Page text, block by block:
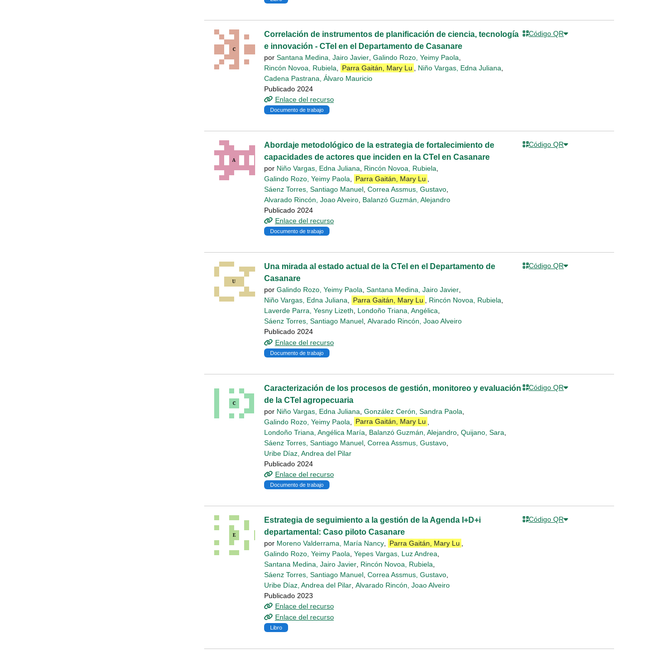
Correlación de instrumentos de planificación de ciencia, tecnología
e innovación - CTeI en el Departamento de Casanare
por Santana Medina, Jairo Javier Galindo Rozo, Yeimy Paola
Rincón Novoa, Rubiela
Parra Gaitán, Mary Lu Niño Vargas, Edna Juliana
Cadena Pastrana, Álvaro Mauricio
Publicado 2024
Enlace del recurso
Documento de trabajo
Código QR
Abordaje metodológico de la estrategia de fortalecimiento de
capacidades de actores que inciden en la CTeI en Casanare
por Niño Vargas, Edna Juliana Rincón Novoa, Rubiela
Galindo Rozo, Yeimy Paola
Parra Gaitán, Mary Lu
Sáenz Torres, Santiago Manuel Correa Assmus, Gustavo
Alvarado Rincón, Joao Alveiro Balanzó Guzmán, Alejandro
Publicado 2024
Enlace del recurso
Documento de trabajo
Código QR
Una mirada al estado actual de la CTeI en el Departamento de
Casanare
por Galindo Rozo, Yeimy Paola, Santana Medina, Jairo Javier,
Niño Vargas, Edna Juliana, Parra Gaitán, Mary Lu , Rincón Novoa, Rubiela,
Laverde Parra, Yesny Lizeth, Londoño Triana, Angélica,
Sáenz Torres, Santiago Manuel, Alvarado Rincón, Joao Alveiro
Publicado 2024
Enlace del recurso
Documento de trabajo
Código QR
Caracterización de los procesos de gestión, monitoreo y evaluación
de la CTeI agropecuaria
por Niño Vargas, Edna Juliana González Cerón, Sandra Paola
Galindo Rozo, Yeimy Paola
Parra Gaitán, Mary Lu
Londoño Triana, Angélica María
Balanzó Guzmán, Alejandro Quijano, Sara
Sáenz Torres, Santiago Manuel Correa Assmus, Gustavo
Uribe Díaz, Andrea del Pilar
Publicado 2024
Enlace del recurso
Documento de trabajo
Código QR
Estrategia de seguimiento a la gestión de la Agenda I+D+i
departamental: Caso piloto Casanare
por Moreno Valderrama, María Nancy Parra Gaitán, Mary Lu
Galindo Rozo, Yeimy Paola Yepes Vargas, Luz Andrea
Santana Medina, Jairo Javier Rincón Novoa, Rubiela
Sáenz Torres, Santiago Manuel Correa Assmus, Gustavo
Uribe Díaz, Andrea del Pilar Alvarado Rincón, Joao Alveiro
Publicado 2023
Enlace del recurso
Enlace del recurso
Libro
Código QR